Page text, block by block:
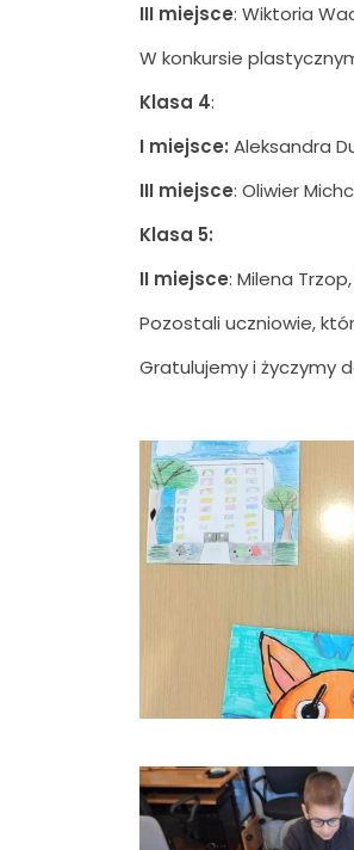
III miejsce: Wiktoria
W konkursie
Klasa 4:
I miejsce: Aleksandra
III miejsce: Oliwier
Klasa 5:
II miejsce: Milena
Pozostali uczniowie,
Gratulujemy i życzymy